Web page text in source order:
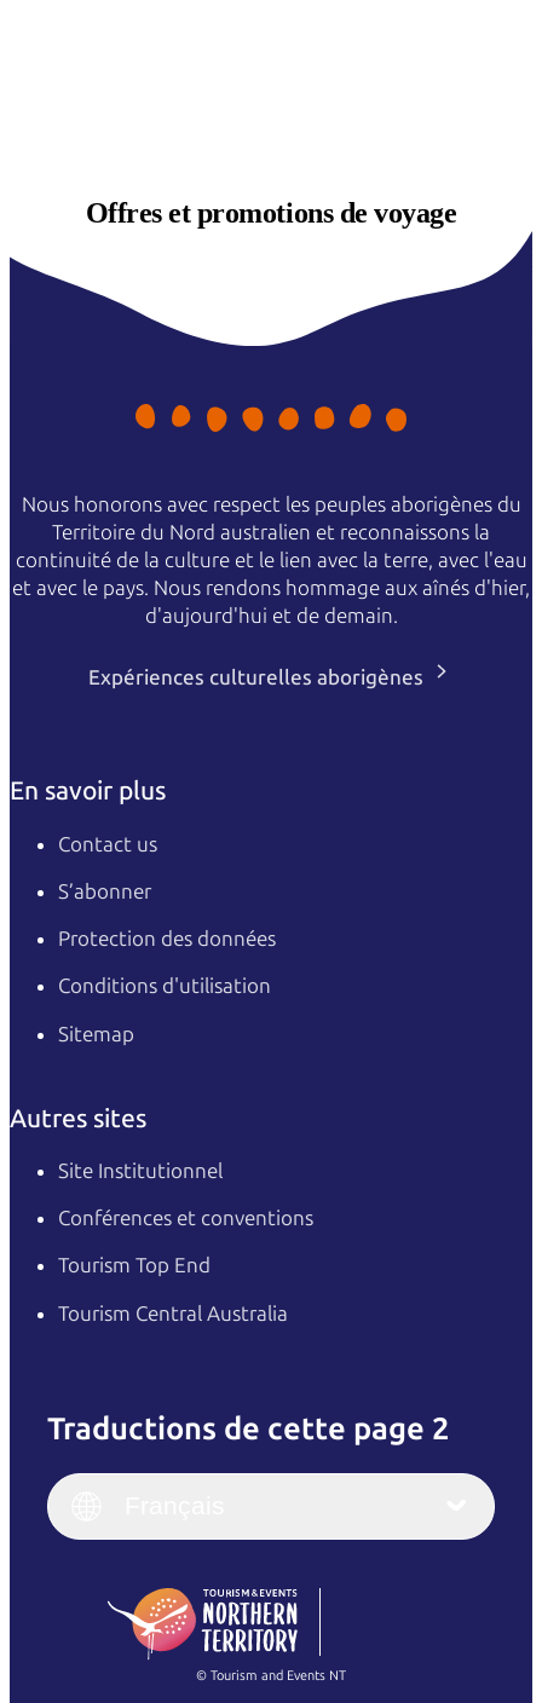
Offres etpromotions de voyage
Nous honorons avec respect les peuples aborigènes du
Territoire du Nord australien et reconnaissons la
continuité de la culture et le lien avec la terre, avec l'eau
et avec le pays. Nous rendons hommage aux aînés d'hier,
d'aujourd'hui et de demain.
Expériences culturelles aborigènes
En savoir plus
Contact us
S’abonner
Protection des données
Conditions d'utilisation
Sitemap
Autres sites
Site Institutionnel
Conférences et conventions
Tourism Top End
Tourism Central Australia
Traductions de cette page 2
English
(Singapore)
Français
Italiano
繁體中文
© Tourism and Events NT